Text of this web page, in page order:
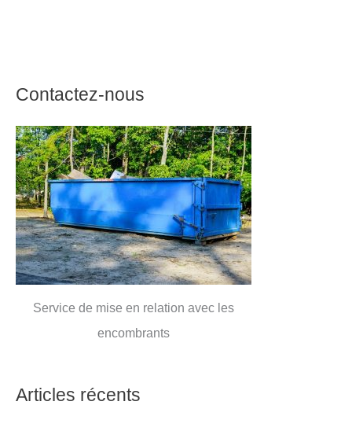
Contactez-nous
Service de mise en relation avec les
encombrants
Articles récents